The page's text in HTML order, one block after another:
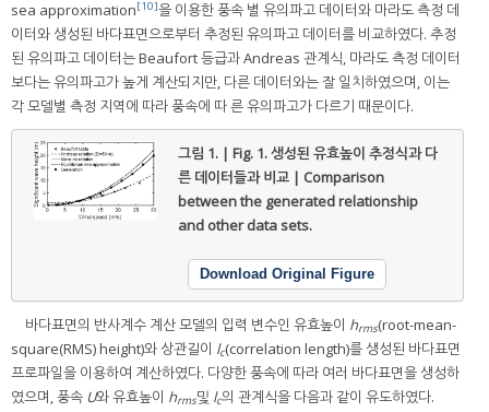
sea approximation[10]을 이용한 풍속 별 유의파고 데이터와 마라도 측정 데
이터와 생성된 바다표면으로부터 추정된 유의파고 데이터를 비교하였다. 추정
된 유의파고 데이터는 Beaufort 등급과 Andreas 관계식, 마라도 측정 데이터
보다는 유의파고가 높게 계산되지만, 다른 데이터와는 잘 일치하였으며, 이는
각 모델별 측정 지역에 따라 풍속에 따 른 유의파고가 다르기 때문이다.
그림 1. | Fig. 1.생성된 유효높이 추정식과 다
른 데이터들과 비교 | Comparison
between the generated relationship
and other data sets.
Download Original Figure
바다표면의 반사계수 계산 모델의 입력 변수인 유효높이 hrms(root-mean-
square(RMS) height)와 상관길이 lc(correlation length)를 생성된 바다표면
프로파일을 이용하여 계산하였다. 다양한 풍속에 따라 여러 바다표면을 생성하
였으며, 풍속 U와 유효높이 hrms및 lc의 관계식을 다음과 같이 유도하였다.